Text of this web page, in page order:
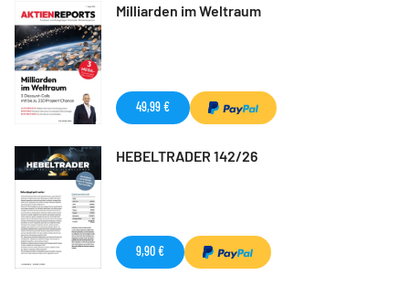
Milliarden im Weltraum
49,99 €
HEBELTRADER 142/26
9,90 €